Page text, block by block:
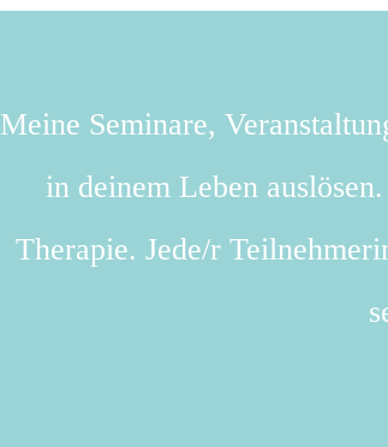
Meine Seminare,
in deinem Leben
Therapie. Jede/r